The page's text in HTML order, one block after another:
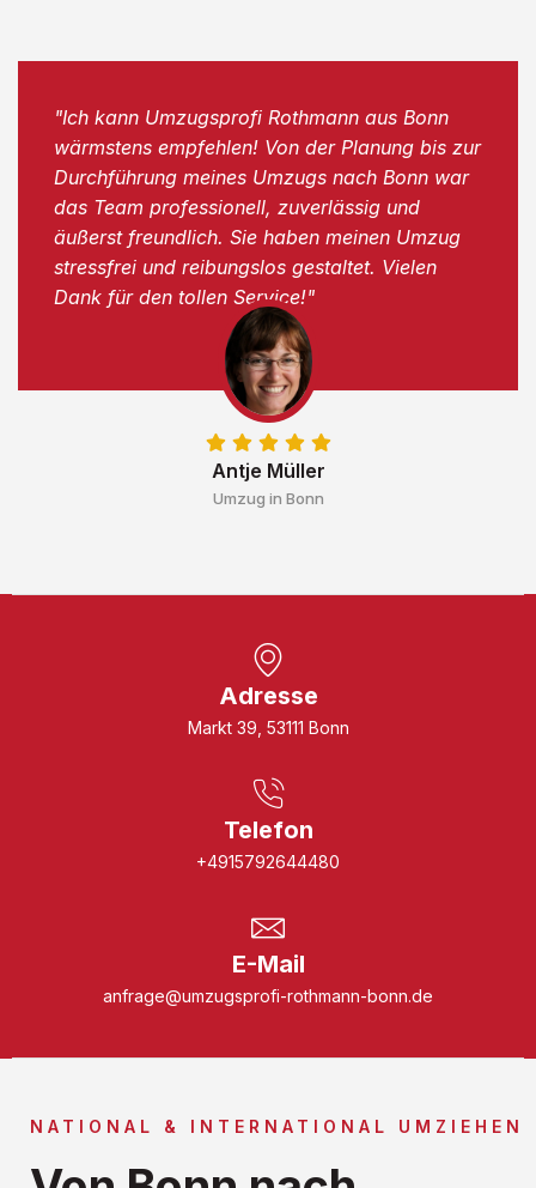
Antje Müller
Umzug in Bonn
"Ich kann Umzugsprofi Rothmann aus Bonn
wärmstens empfehlen! Von der Planung bis zur
Durchführung meines Umzugs nach Bonn war
das Team professionell, zuverlässig und
äußerst freundlich. Sie haben meinen Umzug
stressfrei und reibungslos gestaltet. Vielen
Dank für den tollen Service!"
Adresse
Markt 39, 53111 Bonn
Telefon
+4915792644480
E-Mail
anfrage@umzugsprofi-rothmann-bonn.de
NATIONAL & INTERNATIONAL UMZIEHEN